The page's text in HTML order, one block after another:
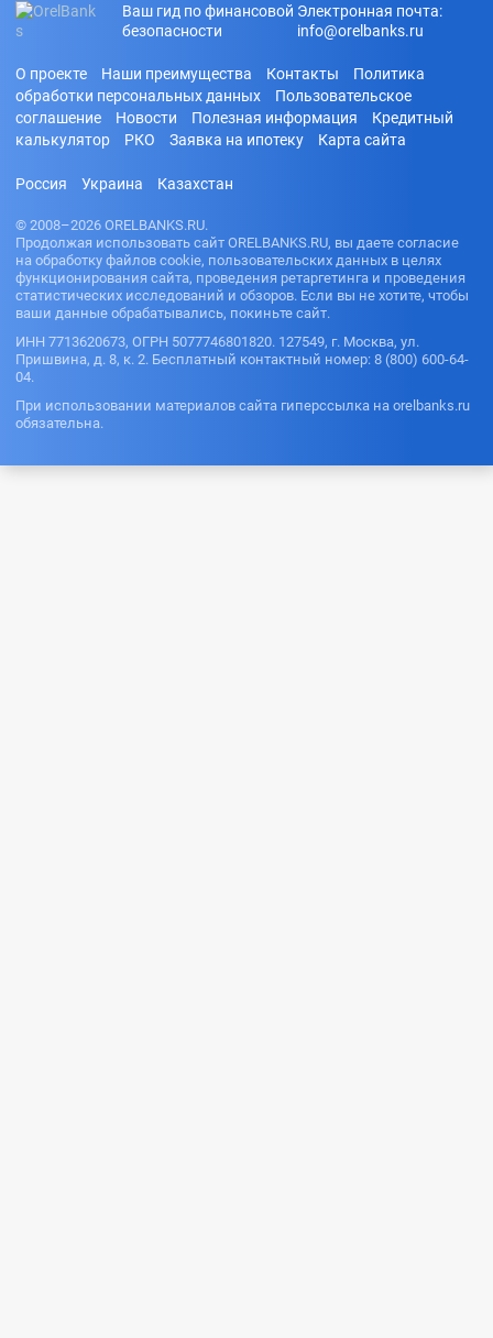
Ваш гид по финансовой
безопасности
Электронная почта:
info@orelbanks.ru
О проекте Наши преимущества Контакты
Политика
обработки персональных данных
Пользовательское
соглашение
Новости Полезная информация
Кредитный
калькулятор
РКО Заявка на ипотеку Карта сайта
Россия Украина Казахстан
© 2008–2026 ORELBANKS.RU.
Продолжая использовать сайт ORELBANKS.RU, вы даете согласие
на обработку файлов cookie, пользовательских данных в целях
функционирования сайта, проведения ретаргетинга и проведения
статистических исследований и обзоров. Если вы не хотите, чтобы
ваши данные обрабатывались, покиньте сайт.
ИНН 7713620673, ОГРН 5077746801820. 127549, г. Москва, ул.
Пришвина, д. 8, к. 2. Бесплатный контактный номер: 8 (800) 600-64-
04.
При использовании материалов сайта гиперссылка на orelbanks.ru
обязательна.